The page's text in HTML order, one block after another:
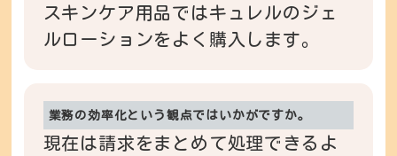
スキンケア用品ではキュレルのジェ
ルローションをよく購入します。
業務の効率化という観点ではいかがですか。
現在は請求をまとめて処理できるよ